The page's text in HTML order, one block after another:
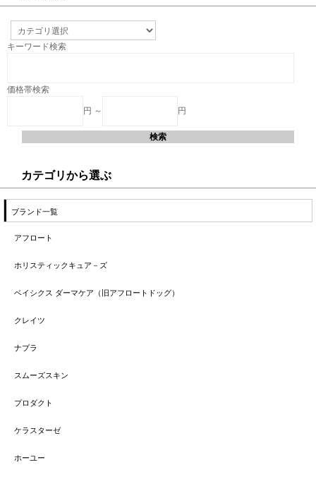
キーワード検索
価格帯検索
円 ～ 円
カテゴリから選ぶ
ブランド一覧
アフロート
ホリスティックキュア－ズ
ベイシクス ダーマケア（旧アフロートドッグ）
クレイツ
ナプラ
スムーズスキン
プロダクト
ケラスターゼ
ホーユー